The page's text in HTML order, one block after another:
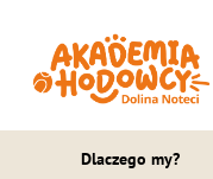
Dlaczego my?